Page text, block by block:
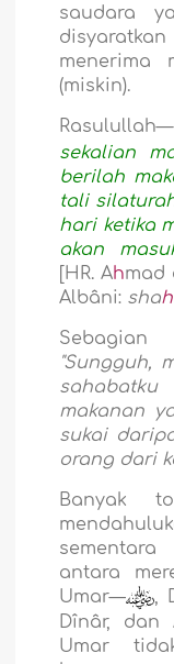
saudara
menerima
(miskin).
Rasulullah—
sekalian
berilah
tali
hari ketika
akan
[HR. Ahmad
Albâni: shah
"Sungguh,
makanan
sukai
orang dari
Banyak
antara
Umar—
,
Dînâr, dan
Umar